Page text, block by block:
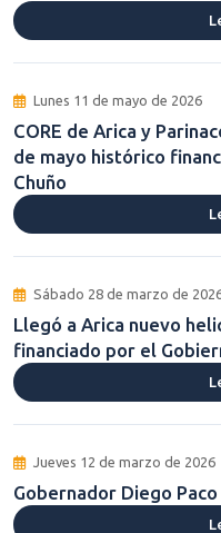
Lunes 11 de mayo de 2026
CORE de Arica y
de mayo histórico
Chuño
Sábado 28 de marzo de
Llegó a Arica nuevo
financiado por el
Jueves 12 de marzo de 2026
Gobernador Diego Paco